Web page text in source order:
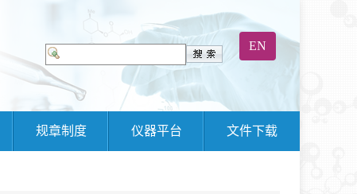
EN
规章制度 仪器平台 文件下载